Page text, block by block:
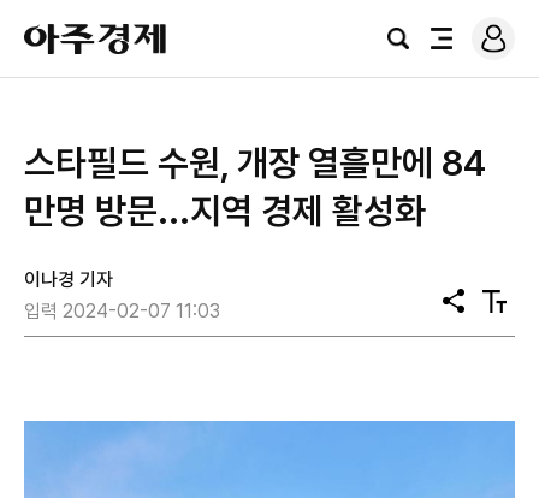
아
주
경
검
전
로
그
스타필드 수원, 개장 열흘만에 84
만명 방문...지역 경제 활성화
이나경 기자
입력 2024-02-07 11:03
공
유
텍
스